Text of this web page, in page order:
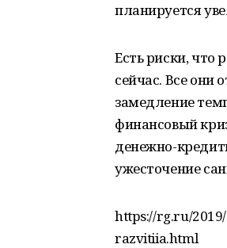
планируется
Есть риски, что
сейчас. Все
замедление
финансовый
денежно-
ужесточение
https://rg.ru/
razvitiia.html